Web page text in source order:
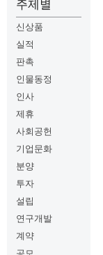
주제별
신상품
실적
판촉
인물동정
인사
제휴
사회공헌
기업문화
분양
투자
설립
연구개발
계약